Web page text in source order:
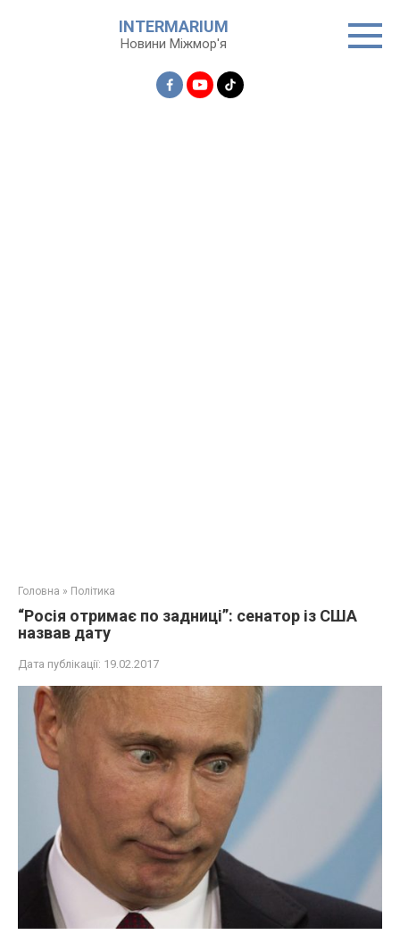
INTERMARIUM
Новини Міжмор'я
Головна » Політика
“Росія отримає по задниці”: сенатор із США
назвав дату
Дата публікації: 19.02.2017